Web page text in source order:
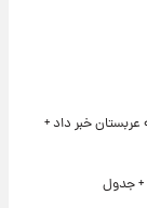
خبر داد +